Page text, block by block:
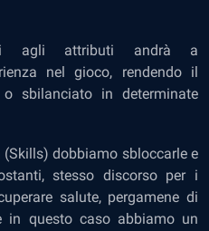
agli attributi andrà a
nel gioco, rendendo il
sbilanciato in determinate
dobbiamo sbloccarle e
stesso discorso per i
salute, pergamene di
in questo caso abbiamo un